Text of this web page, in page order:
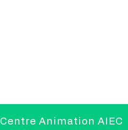
Centre Animation AIEC